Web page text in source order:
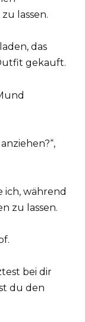
lassen.
das
gekauft.
ich, während
zu lassen.
bei dir
du den